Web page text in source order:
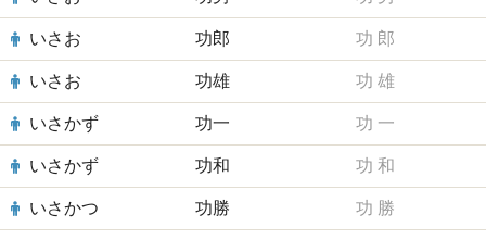
いさお 功郎 功 郎
いさお 功雄 功 雄
いさかず 功一 功 一
いさかず 功和 功 和
いさかつ 功勝 功 勝